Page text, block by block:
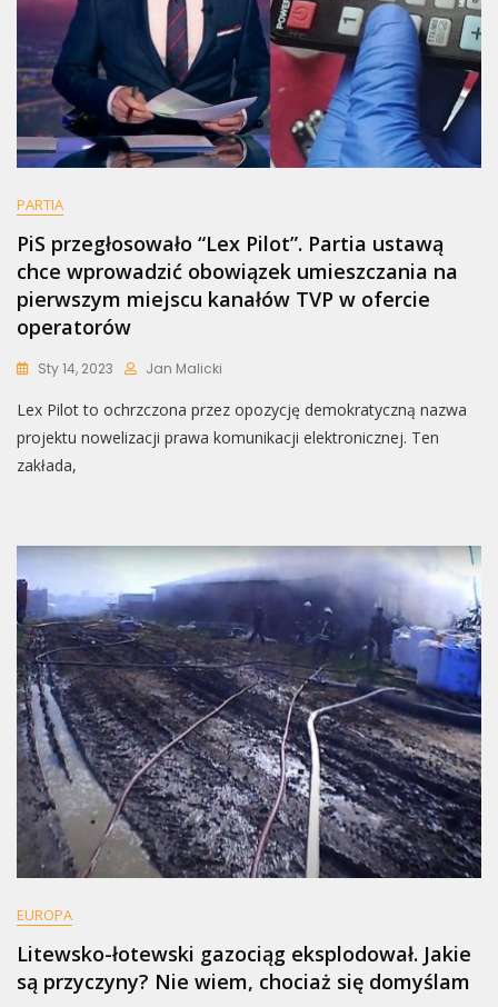
PARTIA
PiS przegłosowało “Lex Pilot”. Partia ustawą
chce wprowadzić obowiązek umieszczania na
pierwszym miejscu kanałów TVP w ofercie
operatorów
Sty 14, 2023 Jan Malicki
Lex Pilot to ochrzczona przez opozycję demokratyczną nazwa
projektu nowelizacji prawa komunikacji elektronicznej. Ten
zakłada,
EUROPA
Litewsko-łotewski gazociąg eksplodował. Jakie
są przyczyny? Nie wiem, chociaż się domyślam